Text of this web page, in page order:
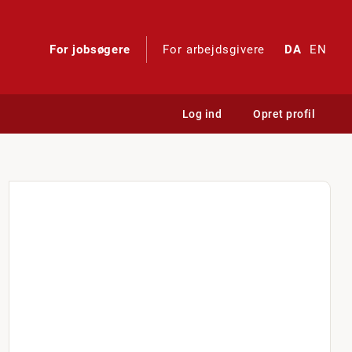
For jobsøgere For arbejdsgivere DA EN
Log ind Opret profil